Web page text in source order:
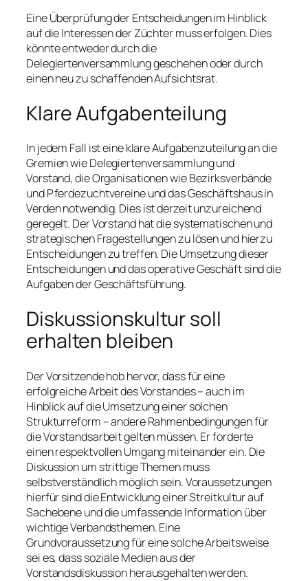
Eine Überprüfung der Entscheidungen im Hinblick
auf die Interessen der Züchter muss erfolgen. Dies
könnte entweder durch die
Delegiertenversammlung geschehen oder durch
einen neu zu schaffenden Aufsichtsrat.
Klare Aufgabenteilung
In jedem Fall ist eine klare Aufgabenzuteilung an die
Gremien wie Delegiertenversammlung und
Vorstand, die Organisationen wie Bezirksverbände
und Pferdezuchtvereine und das Geschäftshaus in
Verden notwendig. Dies ist derzeit unzureichend
geregelt. Der Vorstand hat die systematischen und
strategischen Fragestellungen zu lösen und hierzu
Entscheidungen zu treffen. Die Umsetzung dieser
Entscheidungen und das operative Geschäft sind die
Aufgaben der Geschäftsführung.
Diskussionskultur soll
erhalten bleiben
Der Vorsitzende hob hervor, dass für eine
erfolgreiche Arbeit des Vorstandes – auch im
Hinblick auf die Umsetzung einer solchen
Strukturreform – andere Rahmenbedingungen für
die Vorstandsarbeit gelten müssen. Er forderte
einen respektvollen Umgang miteinander ein. Die
Diskussion um strittige Themen muss
selbstverständlich möglich sein. Voraussetzungen
hierfür sind die Entwicklung einer Streitkultur auf
Sachebene und die umfassende Information über
wichtige Verbandsthemen. Eine
Grundvoraussetzung für eine solche Arbeitsweise
sei es, dass soziale Medien aus der
Vorstandsdiskussion herausgehalten werden.